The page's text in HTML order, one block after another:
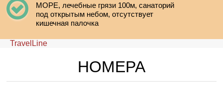
МОРЕ, лечебные грязи 100м, санаторий
под открытым небом, отсутствует
кишечная палочка
TravelLine
НОМЕРА